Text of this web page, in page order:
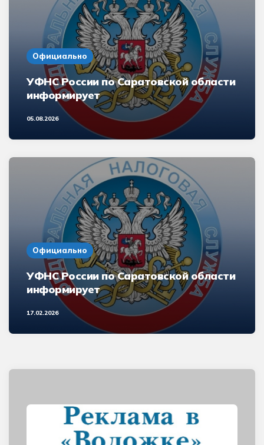
Официально
УФНС России по Саратовской области
информирует
05.08.2026
Официально
УФНС России по Саратовской области
информирует
17.02.2026